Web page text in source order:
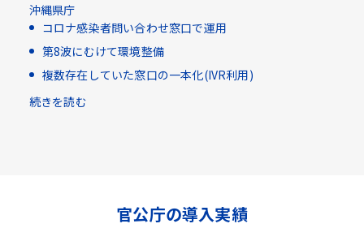
沖縄県庁
コロナ感染者問い合わせ窓口で運用
第8波にむけて環境整備
複数存在していた窓口の一本化(IVR利用)​
続きを読む
官公庁の導入実績